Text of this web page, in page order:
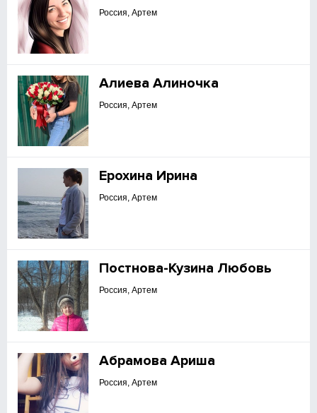
Россия, Артем
Алиева Алиночка
Россия, Артем
Ерохина Ирина
Россия, Артем
Постнова-Кузина Любовь
Россия, Артем
Абрамова Ариша
Россия, Артем